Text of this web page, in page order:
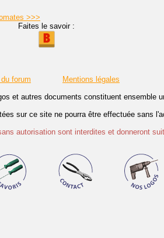
>>>
Faites le savoir :
forum
Mentions légales
et autres documents constituent ensemble
sur ce site ne pourra être effectuée sans
autorisation sont interdites et donneront